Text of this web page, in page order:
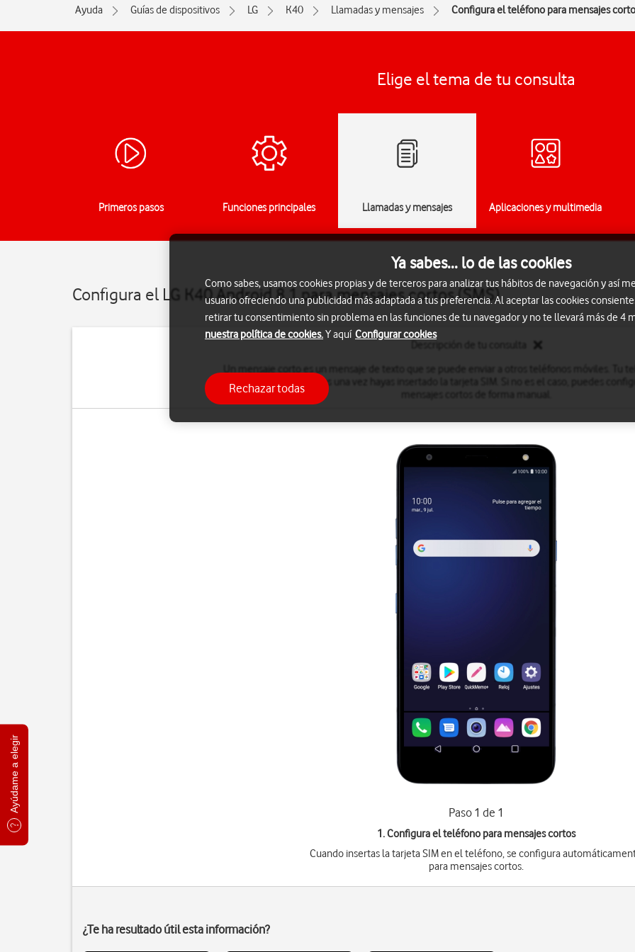
Ayúdame a elegir
Ayuda Guías de dispositivos LG K40 Llamadas y mensajes Configura el teléfono para mensajes
Elige el tema de tu consulta
Primeros pasos Funciones principales Llamadas y mensajes Aplicaciones y multimedia
Configura el LG K40 Android 8.1 para mensajes cortos (SMS)
recibir mensajes cortos una vez hayas insertado la tarjeta SIM. Si no es el caso, puedes
Paso 1 de 1
1. Configura el teléfono para mensajes cortos
Cuando insertas la tarjeta SIM en el teléfono, se configura
para mensajes cortos.
¿Te ha resultado útil esta información?
Ya sabes... lo de las cookies
Como sabes, usamos cookies propias y de terceros para analizar tus hábitos de navegación y así
usuario ofreciendo una publicidad más adaptada a tus preferencia. Al aceptar las cookies
retirar tu consentimiento sin problema en las funciones de tu navegador y no te llevará más de 4
nuestra política de cookies.Y aquí Configurar cookies
Rechazar todas